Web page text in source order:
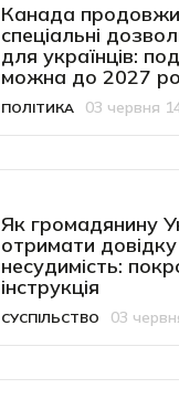
Канада
спеціальні
для українців:
можна до 2027
Категорія
ПОЛІТИКА
Дата публікації
03 червня
Як громадянину
отримати
несудимість:
інструкція
Категорія
СУСПІЛЬСТВО
Дата публікації
03